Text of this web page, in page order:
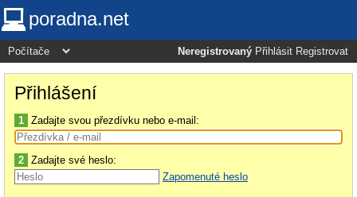
poradna.net
Neregistrovaný Přihlásit Registrovat
Přihlášení
1 Zadajte svou přezdívku nebo e-mail:
2 Zadajte své heslo:
Zapomenuté heslo